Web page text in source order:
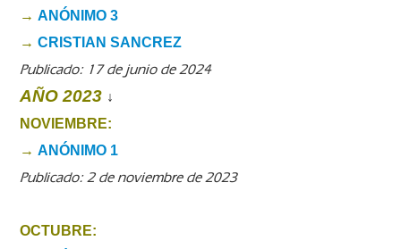
→ ANÓNIMO 3
→ CRISTIAN SANCREZ
Publicado: 17 de junio de 2024
AÑO 2023 ↓
NOVIEMBRE:
→ ANÓNIMO 1
Publicado: 2 de noviembre de 2023
OCTUBRE: